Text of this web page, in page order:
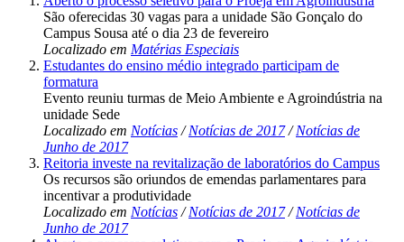
São oferecidas 30 vagas para a unidade São Gonçalo do
Campus Sousa até o dia 23 de fevereiro
Localizado em Matérias Especiais
Estudantes do ensino médio integrado participam de
formatura
Evento reuniu turmas de Meio Ambiente e Agroindústria na
unidade Sede
Localizado em Notícias /Notícias de 2017 /Notícias de
Junho de 2017
Reitoria investe na revitalização de laboratórios do Campus
Os recursos são oriundos de emendas parlamentares para
incentivar a produtividade
Localizado em Notícias /Notícias de 2017 /Notícias de
Junho de 2017